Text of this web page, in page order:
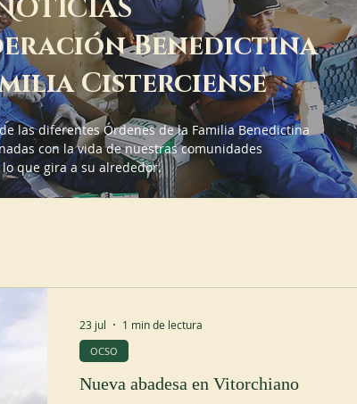
OTICIAS
Benedictina
Cisterciense
las diferentes Órdenes de la Familia Benedictina
con la vida de nuestras comunidades
que gira a su alrededor.
Nueva abadesa en Vitorchiano
OCSO
23 jul 1 min de lectura